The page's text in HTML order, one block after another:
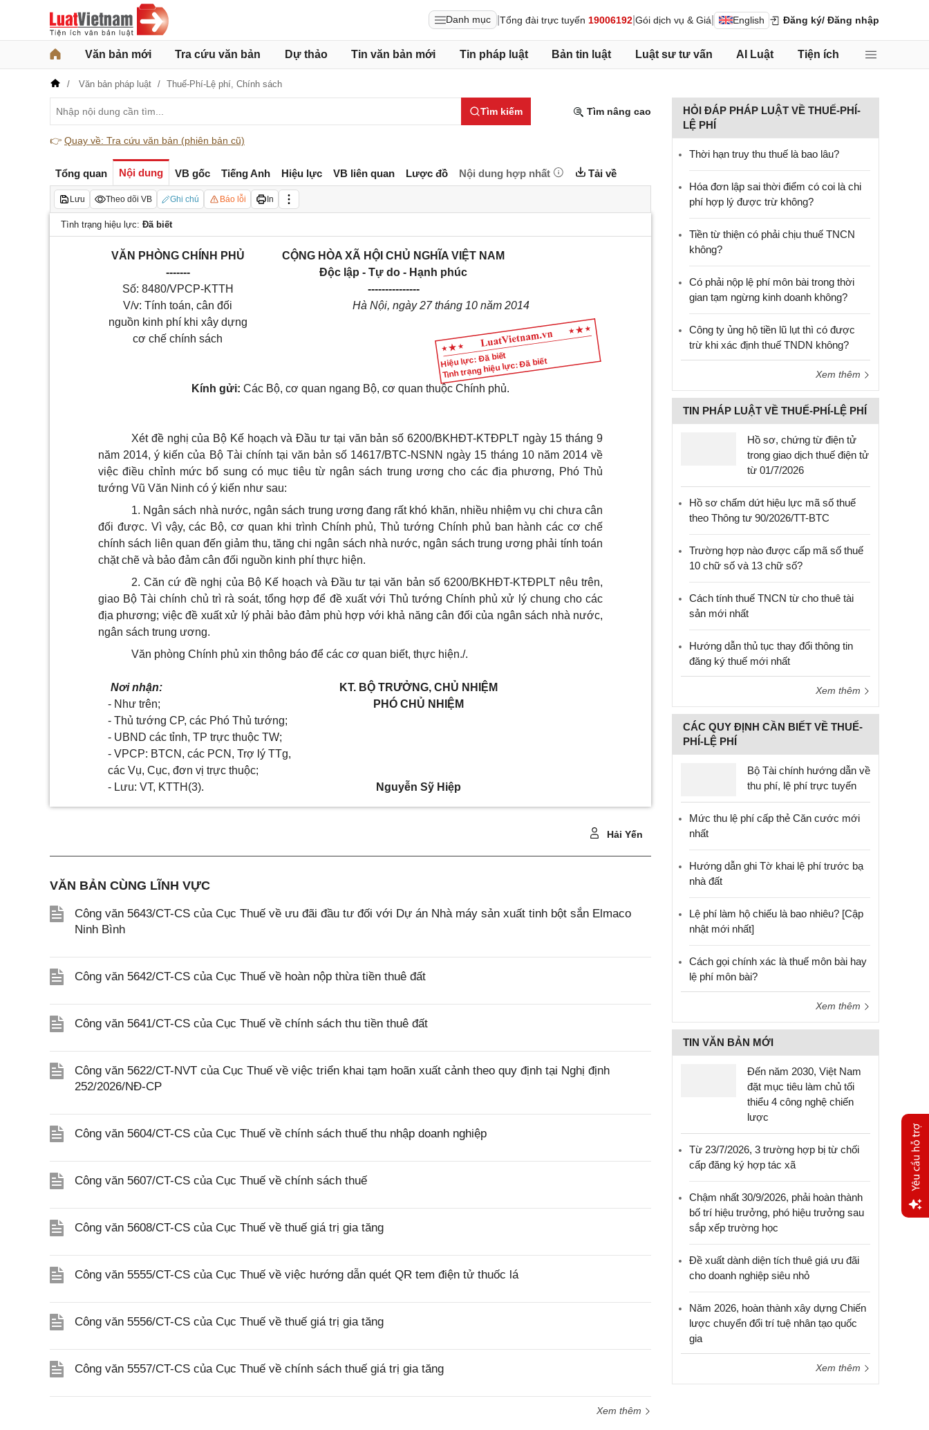
Danh mục Tổng đài trực tuyến 19006192 Gói dịch vụ & Giá English Đăng ký/ Đăng nhập
Văn bản mới Tra cứu văn bản Dự thảo Tin văn bản mới Tin pháp luật Bản tin luật Luật sư tư vấn AI Luật Tiện ích
Văn bản pháp luật Thuế-Phí-Lệ phí, Chính sách
Tìm kiếm Tìm nâng cao
👉 Quay về: Tra cứu văn bản (phiên bản cũ)
Tổng quan Nội dung VB gốc Tiếng Anh Hiệu lực VB liên quan Lược đồ Nội dung hợp nhất Tải về
Lưu Theo dõi VB Ghi chú Báo lỗi In
Tình trạng hiệu lực: Đã biết
Hiệu lực: Đã biết
Tình trạng hiệu lực: Đã biết
VĂN PHÒNG CHÍNH PHỦ
-------
Số: 8480/VPCP-KTTH
V/v: Tính toán, cân đối
nguồn kinh phí khi xây dựng
cơ chế chính sách
CỘNG HÒA XÃ HỘI CHỦ NGHĨA VIỆT NAM
Độc lập - Tự do - Hạnh phúc
---------------
Hà Nội, ngày 27 tháng 10 năm 2014
Kính gửi: Các Bộ, cơ quan ngang Bộ, cơ quan thuộc Chính phủ.
Xét đề nghị của Bộ Kế hoạch và Đầu tư tại văn bản số 6200/BKHĐT-KTĐPLT ngày 15 tháng 9
năm 2014, ý kiến của Bộ Tài chính tại văn bản số 14617/BTC-NSNN ngày 15 tháng 10 năm 2014 về
việc điều chỉnh mức bổ sung có mục tiêu từ ngân sách trung ương cho các địa phương, Phó Thủ
tướng Vũ Văn Ninh có ý kiến như sau:
1. Ngân sách nhà nước, ngân sách trung ương đang rất khó khăn, nhiều nhiệm vụ chi chưa cân
đối được. Vì vậy, các Bộ, cơ quan khi trình Chính phủ, Thủ tướng Chính phủ ban hành các cơ chế
chính sách liên quan đến giảm thu, tăng chi ngân sách nhà nước, ngân sách trung ương phải tính toán
chặt chẽ và bảo đảm cân đối nguồn kinh phí thực hiện.
2. Căn cứ đề nghị của Bộ Kế hoạch và Đầu tư tại văn bản số 6200/BKHĐT-KTĐPLT nêu trên,
giao Bộ Tài chính chủ trì rà soát, tổng hợp để đề xuất với Thủ tướng Chính phủ xử lý chung cho các
địa phương; việc đề xuất xử lý phải bảo đảm phù hợp với khả năng cân đối của ngân sách nhà nước,
ngân sách trung ương.
Văn phòng Chính phủ xin thông báo để các cơ quan biết, thực hiện./.
Nơi nhận:
- Như trên;
- Thủ tướng CP, các Phó Thủ tướng;
- UBND các tỉnh, TP trực thuộc TW;
- VPCP: BTCN, các PCN, Trợ lý TTg,
các Vụ, Cục, đơn vị trực thuộc;
- Lưu: VT, KTTH(3).
KT. BỘ TRƯỞNG, CHỦ NHIỆM
PHÓ CHỦ NHIỆM
Nguyễn Sỹ Hiệp
Hải Yến
VĂN BẢN CÙNG LĨNH VỰC
Công văn 5643/CT-CS của Cục Thuế về ưu đãi đầu tư đối với Dự án Nhà máy sản xuất tinh bột sắn Elmaco
Ninh Bình
Công văn 5642/CT-CS của Cục Thuế về hoàn nộp thừa tiền thuê đất
Công văn 5641/CT-CS của Cục Thuế về chính sách thu tiền thuê đất
Công văn 5622/CT-NVT của Cục Thuế về việc triển khai tạm hoãn xuất cảnh theo quy định tại Nghị định
252/2026/NĐ-CP
Công văn 5604/CT-CS của Cục Thuế về chính sách thuế thu nhập doanh nghiệp
Công văn 5607/CT-CS của Cục Thuế về chính sách thuế
Công văn 5608/CT-CS của Cục Thuế về thuế giá trị gia tăng
Công văn 5555/CT-CS của Cục Thuế về việc hướng dẫn quét QR tem điện tử thuốc lá
Công văn 5556/CT-CS của Cục Thuế về thuế giá trị gia tăng
Công văn 5557/CT-CS của Cục Thuế về chính sách thuế giá trị gia tăng
Xem thêm
HỎI ĐÁP PHÁP LUẬT VỀ THUẾ-PHÍ-
LỆ PHÍ
Thời hạn truy thu thuế là bao lâu?
Hóa đơn lập sai thời điểm có coi là chi
phí hợp lý được trừ không?
Tiền từ thiện có phải chịu thuế TNCN
không?
Có phải nộp lệ phí môn bài trong thời
gian tạm ngừng kinh doanh không?
Công ty ủng hộ tiền lũ lụt thì có được
trừ khi xác định thuế TNDN không?
Xem thêm
TIN PHÁP LUẬT VỀ THUẾ-PHÍ-LỆ PHÍ
Hồ sơ, chứng từ điện tử
trong giao dịch thuế điện tử
từ 01/7/2026
Hồ sơ chấm dứt hiệu lực mã số thuế
theo Thông tư 90/2026/TT-BTC
Trường hợp nào được cấp mã số thuế
10 chữ số và 13 chữ số?
Cách tính thuế TNCN từ cho thuê tài
sản mới nhất
Hướng dẫn thủ tục thay đổi thông tin
đăng ký thuế mới nhất
Xem thêm
CÁC QUY ĐỊNH CẦN BIẾT VỀ THUẾ-
PHÍ-LỆ PHÍ
Bộ Tài chính hướng dẫn về
thu phí, lệ phí trực tuyến
Mức thu lệ phí cấp thẻ Căn cước mới
nhất
Hướng dẫn ghi Tờ khai lệ phí trước bạ
nhà đất
Lệ phí làm hộ chiếu là bao nhiêu? [Cập
nhật mới nhất]
Cách gọi chính xác là thuế môn bài hay
lệ phí môn bài?
Xem thêm
TIN VĂN BẢN MỚI
Đến năm 2030, Việt Nam
đặt mục tiêu làm chủ tối
thiểu 4 công nghệ chiến
lược
Từ 23/7/2026, 3 trường hợp bị từ chối
cấp đăng ký hợp tác xã
Chậm nhất 30/9/2026, phải hoàn thành
bố trí hiệu trưởng, phó hiệu trưởng sau
sắp xếp trường học
Đề xuất dành diện tích thuê giá ưu đãi
cho doanh nghiệp siêu nhỏ
Năm 2026, hoàn thành xây dựng Chiến
lược chuyển đổi trí tuệ nhân tạo quốc
gia
Xem thêm